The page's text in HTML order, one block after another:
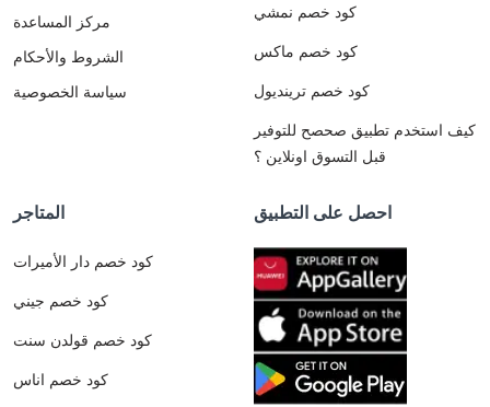
مركز المساعدة
الشروط والأحكام
سياسة الخصوصية
كود خصم نمشي
كود خصم ماكس
كود خصم ترينديول
كيف استخدم تطبيق صحصح للتوفير
قبل التسوق اونلاين ؟
المتاجر
كود خصم دار الأميرات
كود خصم جيني
كود خصم قولدن سنت
كود خصم اناس
احصل على التطبيق